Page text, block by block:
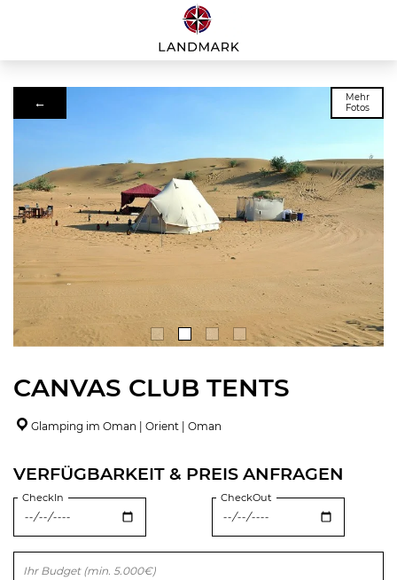
←
Mehr
Fotos
CANVAS CLUB TENTS
Glamping im Oman | Orient | Oman
VERFÜGBARKEIT & PREIS ANFRAGEN
CheckIn CheckOut